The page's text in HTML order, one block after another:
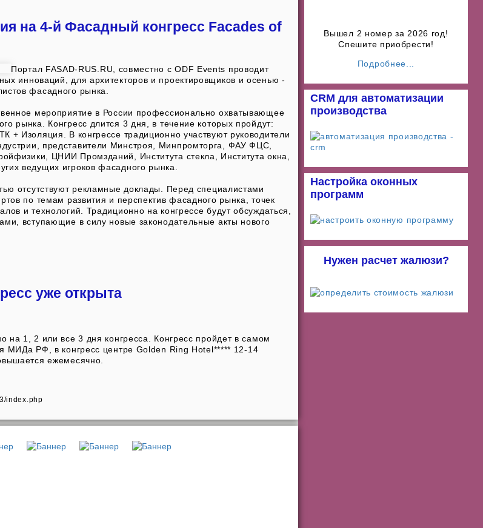
на 4-й Фасадный конгресс Facades of
Портал FASAD-RUS.RU, совместно с ODF Events проводит
инноваций, для архитекторов и проектировщиков и осенью -
фасадного рынка.
мероприятие в России профессионально охватывающее
рынка. Конгресс длится 3 дня, в течение которых пройдут:
Изоляция. В конгрессе традиционно участвуют руководители
представители Минстроя, Минпромторга, ФАУ ФЦС,
ЦНИИ Промзданий, Института стекла, Института окна,
ведущих игроков фасадного рынка.
отсутствуют рекламные доклады. Перед специалистами
по темам развития и перспектив фасадного рынка, точек
и технологий. Традиционно на конгрессе будут обсуждаться,
вступающие в силу новые законодательные акты нового
уже открыта
на 1, 2 или все 3 дня конгресса. Конгресс пройдет в самом
МИДа РФ, в конгресс центре Golden Ring Hotel***** 12-14
ежемесячно.
index.php
Вышел 2 номер за 2026 год!
Спешите приобрести!
Подробнее...
CRM для автоматизации
производства
Настройка оконных
программ
Нужен расчет жалюзи?